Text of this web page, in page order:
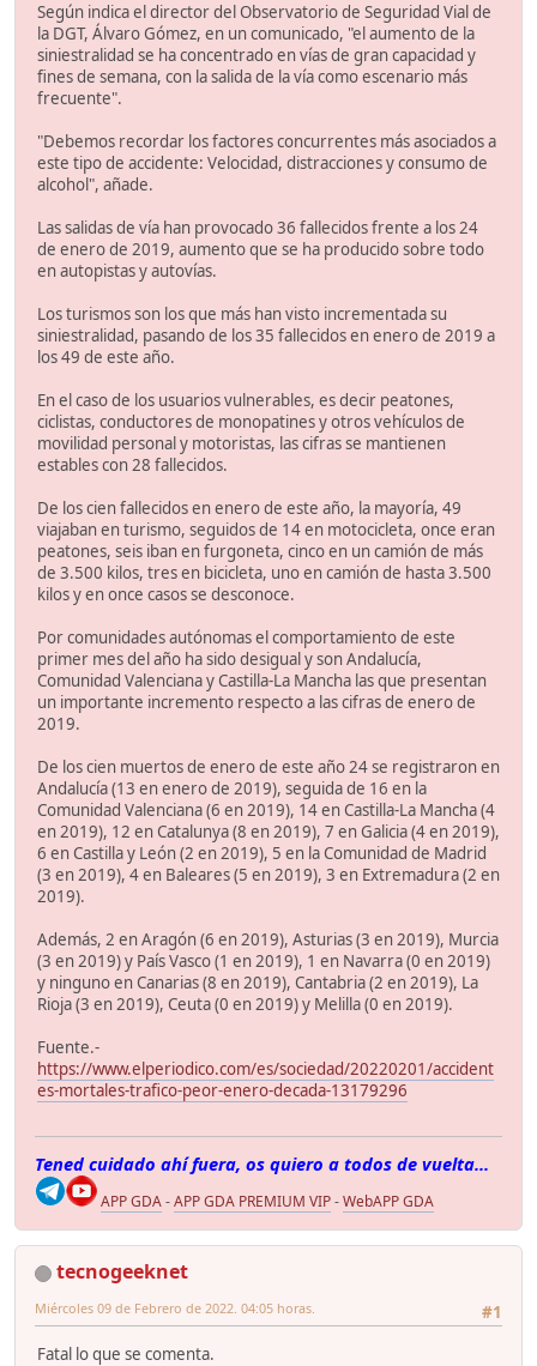
Según indica el director del Observatorio de Seguridad Vial de
la DGT, Álvaro Gómez, en un comunicado, "el aumento de la
siniestralidad se ha concentrado en vías de gran capacidad y
fines de semana, con la salida de la vía como escenario más
frecuente".
"Debemos recordar los factores concurrentes más asociados a
este tipo de accidente: Velocidad, distracciones y consumo de
alcohol", añade.
Las salidas de vía han provocado 36 fallecidos frente a los 24
de enero de 2019, aumento que se ha producido sobre todo
en autopistas y autovías.
Los turismos son los que más han visto incrementada su
siniestralidad, pasando de los 35 fallecidos en enero de 2019 a
los 49 de este año.
En el caso de los usuarios vulnerables, es decir peatones,
ciclistas, conductores de monopatines y otros vehículos de
movilidad personal y motoristas, las cifras se mantienen
estables con 28 fallecidos.
De los cien fallecidos en enero de este año, la mayoría, 49
viajaban en turismo, seguidos de 14 en motocicleta, once eran
peatones, seis iban en furgoneta, cinco en un camión de más
de 3.500 kilos, tres en bicicleta, uno en camión de hasta 3.500
kilos y en once casos se desconoce.
Por comunidades autónomas el comportamiento de este
primer mes del año ha sido desigual y son Andalucía,
Comunidad Valenciana y Castilla-La Mancha las que presentan
un importante incremento respecto a las cifras de enero de
2019.
De los cien muertos de enero de este año 24 se registraron en
Andalucía (13 en enero de 2019), seguida de 16 en la
Comunidad Valenciana (6 en 2019), 14 en Castilla-La Mancha (4
en 2019), 12 en Catalunya (8 en 2019), 7 en Galicia (4 en 2019),
6 en Castilla y León (2 en 2019), 5 en la Comunidad de Madrid
(3 en 2019), 4 en Baleares (5 en 2019), 3 en Extremadura (2 en
2019).
Además, 2 en Aragón (6 en 2019), Asturias (3 en 2019), Murcia
(3 en 2019) y País Vasco (1 en 2019), 1 en Navarra (0 en 2019)
y ninguno en Canarias (8 en 2019), Cantabria (2 en 2019), La
Rioja (3 en 2019), Ceuta (0 en 2019) y Melilla (0 en 2019).
Fuente.-
https://www.elperiodico.com/es/sociedad/20220201/accident
es-mortales-trafico-peor-enero-decada-13179296
Tened cuidado ahí fuera, os quiero a todos de vuelta...
APP GDA-APP GDA PREMIUM VIP-WebAPP GDA
tecnogeeknet
#1
Miércoles 09 de Febrero de 2022. 04:05 horas.
Fatal lo que se comenta.